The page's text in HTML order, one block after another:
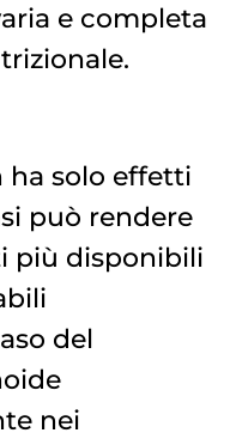
e completa
ha solo effetti
può rendere
più disponibili
del
nei